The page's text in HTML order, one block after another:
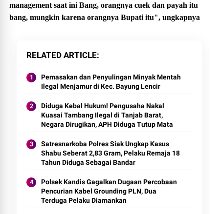
management saat ini Bang, orangnya cuek dan payah itu
bang, mungkin karena orangnya Bupati itu", ungkapnya
RELATED ARTICLE
Pemasakan dan Penyulingan Minyak Mentah
Ilegal Menjamur di Kec. Bayung Lencir
Diduga Kebal Hukum! Pengusaha Nakal
Kuasai Tambang Ilegal di Tanjab Barat,
Negara Dirugikan, APH Diduga Tutup Mata
Satresnarkoba Polres Siak Ungkap Kasus
Shabu Seberat 2,83 Gram, Pelaku Remaja 18
Tahun Diduga Sebagai Bandar
Polsek Kandis Gagalkan Dugaan Percobaan
Pencurian Kabel Grounding PLN, Dua
Terduga Pelaku Diamankan